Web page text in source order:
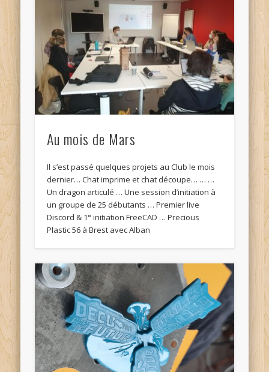
Au mois de Mars
Il s’est passé quelques projets au Club le mois
dernier… Chat imprime et chat découpe… … …
Un dragon articulé … Une session d’initiation à
un groupe de 25 débutants … Premier live
Discord & 1° initiation FreeCAD … Precious
Plastic 56 à Brest avec Alban